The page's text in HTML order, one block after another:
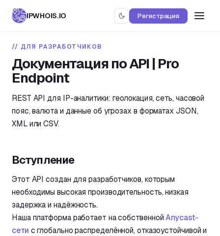
IPWHOIS.IO Регистрация
ДЛЯ РАЗРАБОТЧИКОВ
Документация по API | Pro
Endpoint
REST API для IP-аналитики: геолокация, сеть, часовой
пояс, валюта и данные об угрозах в форматах JSON,
XML или CSV.
Вступление
Этот API создан для разработчиков, которым
необходимы высокая производительность, низкая
задержка и надёжность.
Наша платформа работает на собственнойAnycast-
сети с глобально распределённой, отказоустойчивой и